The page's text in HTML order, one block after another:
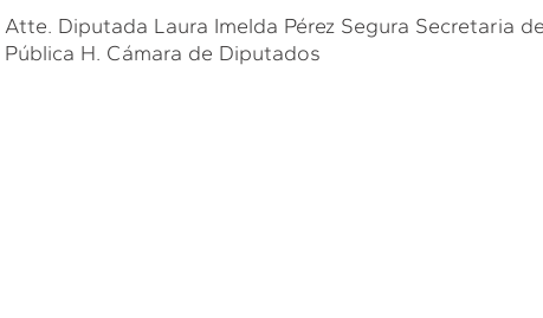
Atte. Diputada Laura Imelda Pérez Segura Secretaria
Pública H. Cámara de Diputados